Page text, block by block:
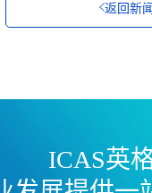
返回新
ICAS英